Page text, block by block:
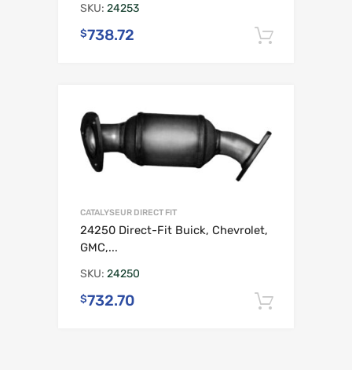
SKU: 24253
$738.72
CATALYSEUR DIRECT FIT
24250 Direct-Fit Buick, Chevrolet,
GMC,...
SKU: 24250
$732.70